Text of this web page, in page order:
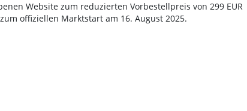
Website zum reduzierten Vorbestellpreis von 299 EUR
offiziellen Marktstart am 16. August 2025.